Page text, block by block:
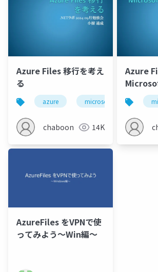
Azure Files 移行を考え
る
azure microsoftentra
chaboon 14K
Azure
AzureFiles をVPNで使
ってみよう～Win編～